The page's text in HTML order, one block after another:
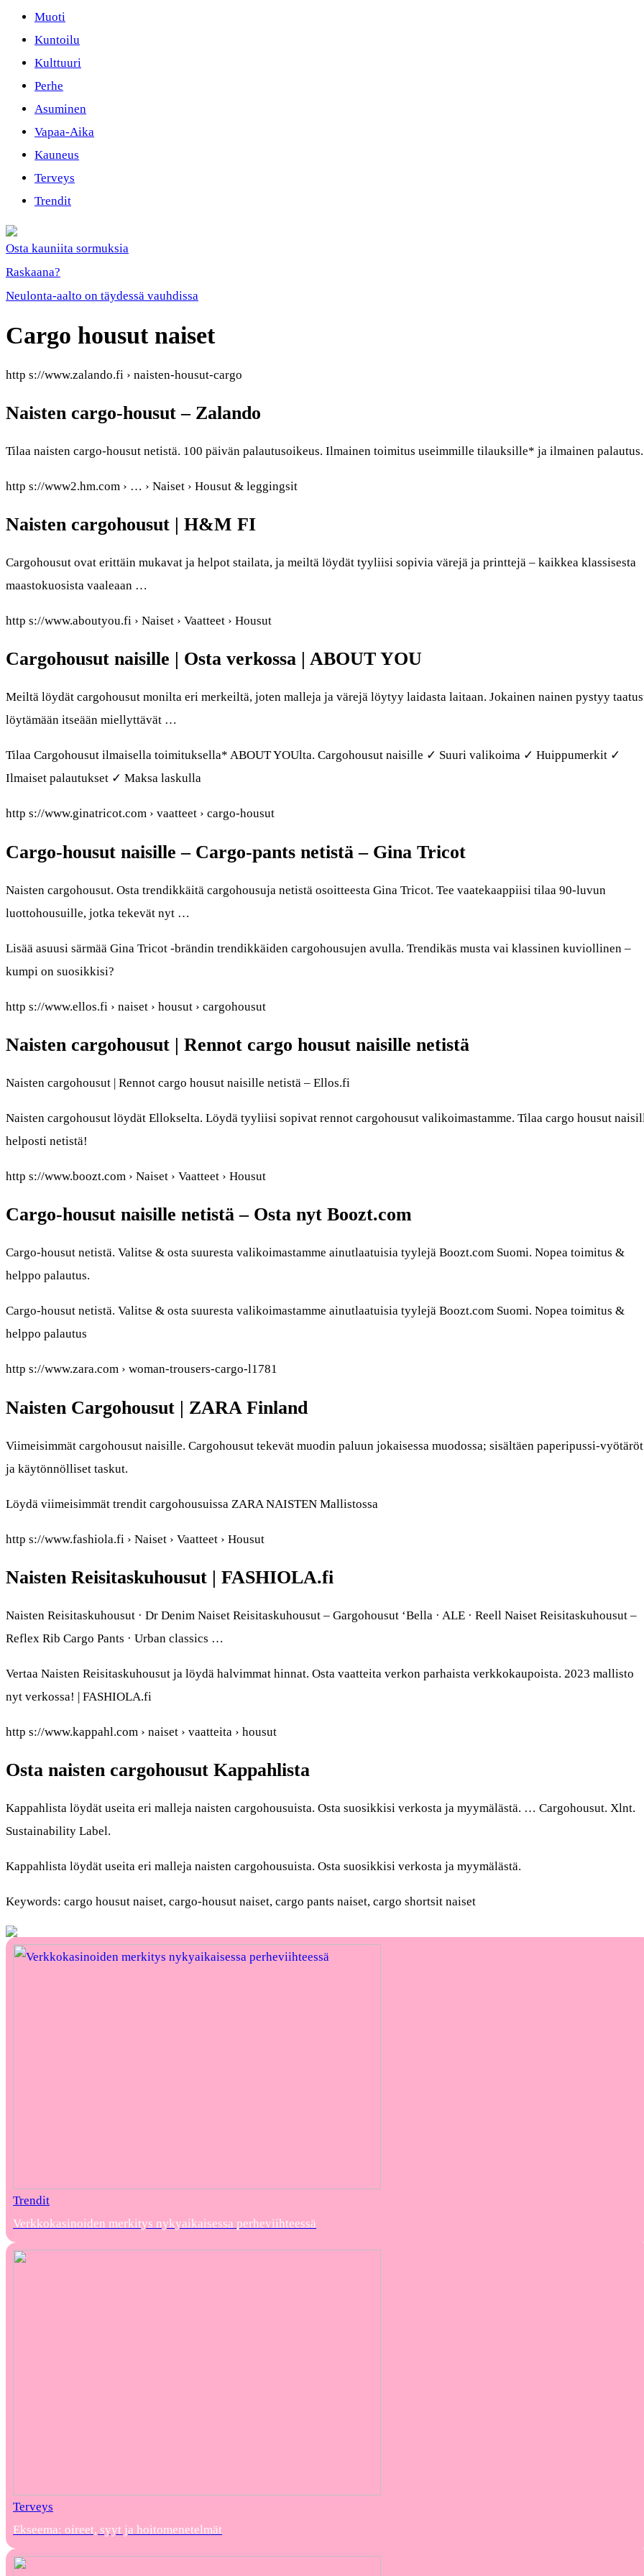
Muoti
Kuntoilu
Kulttuuri
Perhe
Asuminen
Vapaa-Aika
Kauneus
Terveys
Trendit
Osta kauniita sormuksia
Raskaana?
Neulonta-aalto on täydessä vauhdissa
Cargo housut naiset
http s://www.zalando.fi › naisten-housut-cargo
Naisten cargo-housut – Zalando
Tilaa naisten cargo-housut netistä. 100 päivän palautusoikeus. Ilmainen toimitus useimmille tilauksille* ja ilmainen palautus.
http s://www2.hm.com › … › Naiset › Housut & leggingsit
Naisten cargohousut | H&M FI
Cargohousut ovat erittäin mukavat ja helpot stailata, ja meiltä löydät tyyliisi sopivia värejä ja printtejä – kaikkea klassisesta
maastokuosista vaaleaan …
http s://www.aboutyou.fi › Naiset › Vaatteet › Housut
Cargohousut naisille | Osta verkossa | ABOUT YOU
Meiltä löydät cargohousut monilta eri merkeiltä, joten malleja ja värejä löytyy laidasta laitaan. Jokainen nainen pystyy
löytämään itseään miellyttävät …
Tilaa Cargohousut ilmaisella toimituksella* ABOUT YOUlta. Cargohousut naisille ✓ Suuri valikoima ✓ Huippumerkit ✓
Ilmaiset palautukset ✓ Maksa laskulla
http s://www.ginatricot.com › vaatteet › cargo-housut
Cargo-housut naisille – Cargo-pants netistä – Gina Tricot
Naisten cargohousut. Osta trendikkäitä cargohousuja netistä osoitteesta Gina Tricot. Tee vaatekaappiisi tilaa 90-luvun
luottohousuille, jotka tekevät nyt …
Lisää asuusi särmää Gina Tricot -brändin trendikkäiden cargohousujen avulla. Trendikäs musta vai klassinen kuviollinen –
kumpi on suosikkisi?
http s://www.ellos.fi › naiset › housut › cargohousut
Naisten cargohousut | Rennot cargo housut naisille netistä
Naisten cargohousut | Rennot cargo housut naisille netistä – Ellos.fi
Naisten cargohousut löydät Ellokselta. Löydä tyyliisi sopivat rennot cargohousut valikoimastamme. Tilaa cargo housut
helposti netistä!
http s://www.boozt.com › Naiset › Vaatteet › Housut
Cargo-housut naisille netistä – Osta nyt Boozt.com
Cargo-housut netistä. Valitse & osta suuresta valikoimastamme ainutlaatuisia tyylejä Boozt.com Suomi. Nopea toimitus &
helppo palautus.
Cargo-housut netistä. Valitse & osta suuresta valikoimastamme ainutlaatuisia tyylejä Boozt.com Suomi. Nopea toimitus &
helppo palautus
http s://www.zara.com › woman-trousers-cargo-l1781
Naisten Cargohousut | ZARA Finland
Viimeisimmät cargohousut naisille. Cargohousut tekevät muodin paluun jokaisessa muodossa; sisältäen paperipussi-vyötäröt
ja käytönnölliset taskut.
Löydä viimeisimmät trendit cargohousuissa ZARA NAISTEN Mallistossa
http s://www.fashiola.fi › Naiset › Vaatteet › Housut
Naisten Reisitaskuhousut | FASHIOLA.fi
Naisten Reisitaskuhousut · Dr Denim Naiset Reisitaskuhousut – Gargohousut ‘Bella · ALE · Reell Naiset Reisitaskuhousut –
Reflex Rib Cargo Pants · Urban classics …
Vertaa Naisten Reisitaskuhousut ja löydä halvimmat hinnat. Osta vaatteita verkon parhaista verkkokaupoista. 2023 mallisto
nyt verkossa! | FASHIOLA.fi
http s://www.kappahl.com › naiset › vaatteita › housut
Osta naisten cargohousut Kappahlista
Kappahlista löydät useita eri malleja naisten cargohousuista. Osta suosikkisi verkosta ja myymälästä. … Cargohousut. Xlnt.
Sustainability Label.
Kappahlista löydät useita eri malleja naisten cargohousuista. Osta suosikkisi verkosta ja myymälästä.
Keywords: cargo housut naiset, cargo-housut naiset, cargo pants naiset, cargo shortsit naiset
Trendit
Verkkokasinoiden merkitys nykyaikaisessa perheviihteessä
Terveys
Ekseema: oireet, syyt ja hoitomenetelmät